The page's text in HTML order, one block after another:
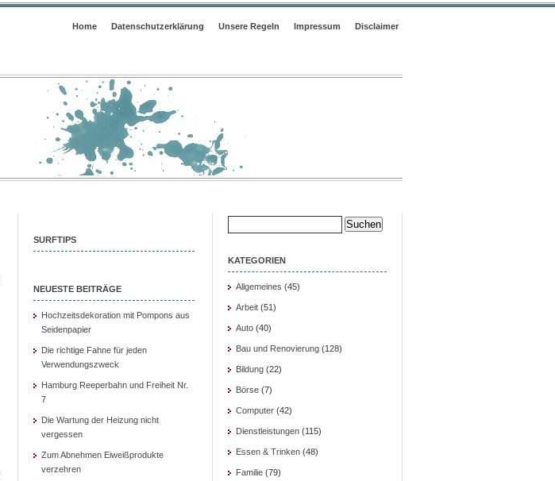
Home Datenschutzerklärung Unsere Regeln Impressum Disclaimer
SURFTIPS
NEUESTE BEITRÄGE
Hochzeitsdekoration mit Pompons aus
Seidenpapier
Die richtige Fahne für jeden
Verwendungszweck
Hamburg Reeperbahn und Freiheit Nr.
7
Die Wartung der Heizung nicht
vergessen
Zum Abnehmen Eiweißprodukte
verzehren
Suche
nach:
KATEGORIEN
Allgemeines (45)
Arbeit (51)
Auto (40)
Bau und Renovierung (128)
Bildung (22)
Börse (7)
Computer (42)
Dienstleistungen (115)
Essen & Trinken (48)
Familie (79)